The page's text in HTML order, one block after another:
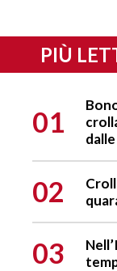
PIÙ
01
02
03